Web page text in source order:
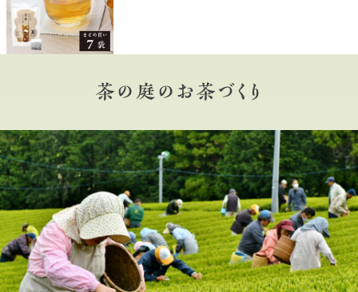
茶の庭のお茶づくり